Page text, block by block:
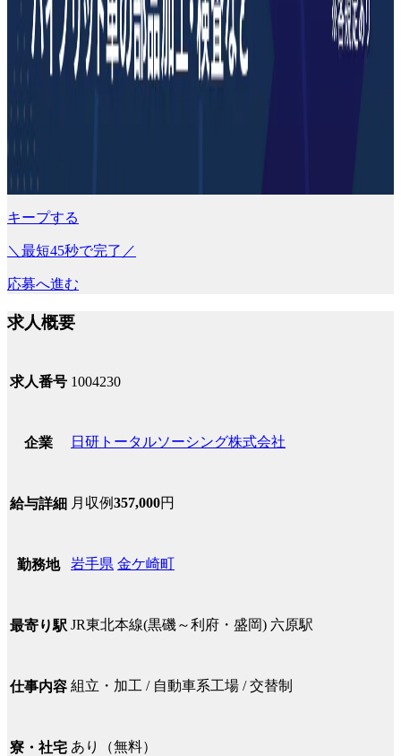
キープする
＼最短45秒で完了／
応募へ進む
求人概要
求人番号 1004230
企業 日研トータルソーシング株式会社
給与詳細 月収例357,000円
勤務地 岩手県 金ケ崎町
最寄り駅 JR東北本線(黒磯～利府・盛岡) 六原駅
仕事内容 組立・加工 / 自動車系工場 / 交替制
寮・社宅 あり（無料）